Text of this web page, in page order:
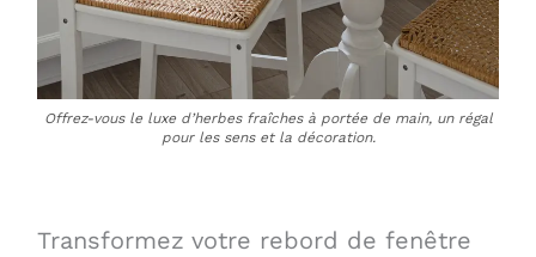
Offrez-vous le luxe d’herbes fraîches à portée de main, un régal
pour les sens et la décoration.
Transformez votre rebord de fenêtre